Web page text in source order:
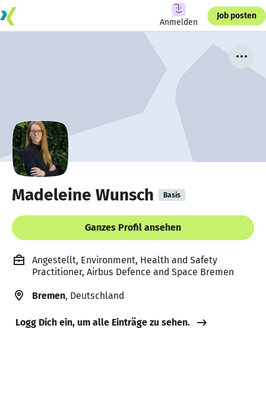
Anmelden
Job posten
Madeleine Wunsch Basis
Ganzes Profil ansehen
Angestellt, Environment, Health and Safety
Practitioner, Airbus Defence and Space Bremen
Bremen, Deutschland
Logg Dich ein, um alle Einträge zu sehen.